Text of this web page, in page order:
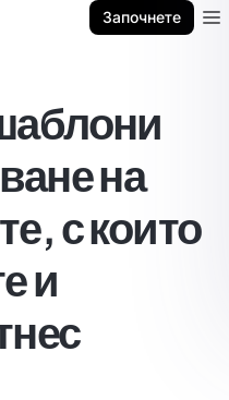
Започнете
на
с които
и